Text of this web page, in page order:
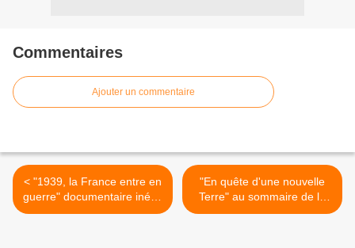
Commentaires
Ajouter un commentaire
< "1939, la France entre en
guerre" documentaire inédit
ce soir sur France 3
"En quête d'une nouvelle
Terre" au sommaire de la
case "Entrée en matière" ce